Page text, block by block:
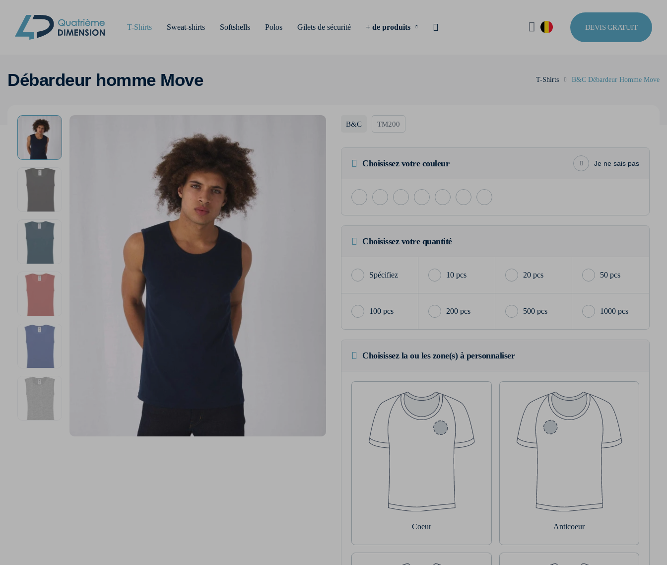
T-Shirts Sweat-shirts Softshells Polos Gilets de sécurité + de produits DEVIS GRATUIT
Débardeur homme Move T-Shirts B&C Débardeur Homme Move
B&C TM200
Choisissez votre couleur Je ne sais pas
Choisissez votre quantité
10 pcs 20 pcs 50 pcs
100 pcs 200 pcs 500 pcs 1000 pcs
Choisissez la ou les zone(s) à personnaliser
Coeur Anticoeur